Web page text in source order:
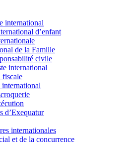
international
d’enfant
de la Famille
civile
international
fiscale
d’Exequatur
internationales
et de la concurrence